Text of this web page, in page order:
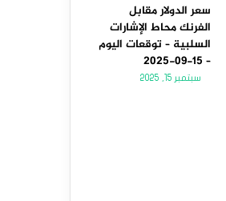
سعر الدولار مقابل
الفرنك محاط الإشارات
السلبية – توقعات اليوم
– 15-09-2025
سبتمبر 15, 2025